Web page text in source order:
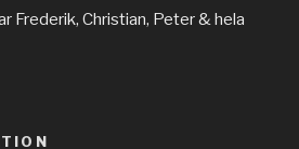
Frederik, Christian, Peter & hela